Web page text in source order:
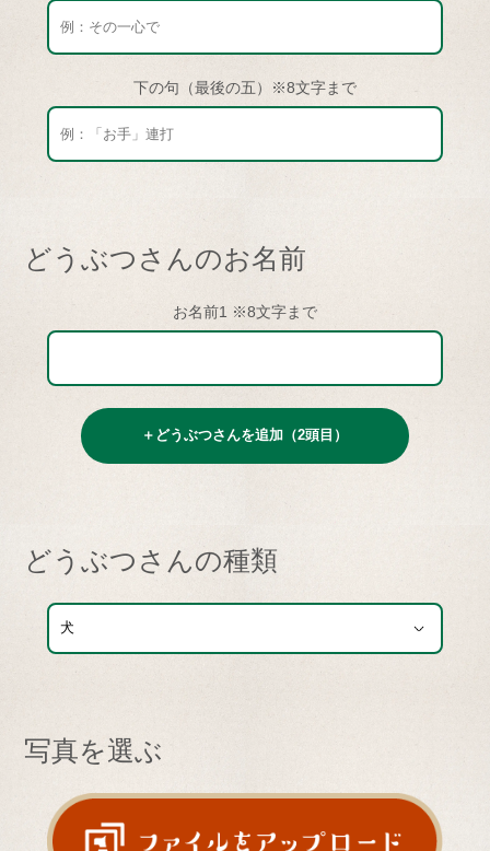
下の句（最後の五）※8文字まで
どうぶつさんのお名前
お名前1 ※8文字まで
＋どうぶつさんを追加（2頭目）
どうぶつさんの種類
写真を選ぶ